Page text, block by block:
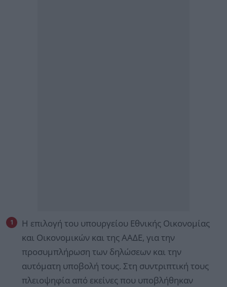
Η επιλογή του υπουργείου Εθνικής Οικονομίας
και Οικονομικών και της ΑΑΔΕ, για την
προσυμπλήρωση των δηλώσεων και την
αυτόματη υποβολή τους. Στη συντριπτική τους
πλειοψηφία από εκείνες που υποβλήθηκαν